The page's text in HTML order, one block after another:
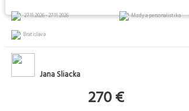
27.11.2026 - 27.11.2026 Mzdy a personalistika
Bratislava
Jana Sliacka
270 €